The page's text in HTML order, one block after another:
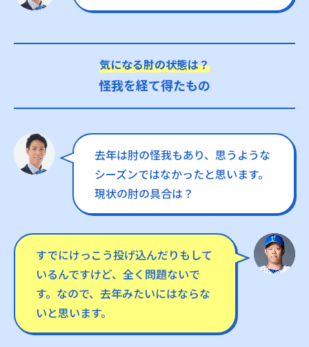
気になる肘の状態は？
怪我を経て得たもの
去年は肘の怪我もあり、思うような
シーズンではなかったと思います。
現状の肘の具合は？
すでにけっこう投げ込んだりもして
いるんですけど、全く問題ないで
す。なので、去年みたいにはならな
いと思います。